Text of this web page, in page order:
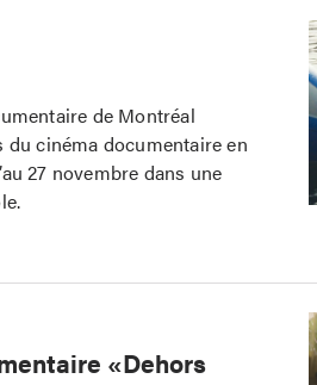
de Montréal
du cinéma documentaire en
27 novembre dans une
«Dehors